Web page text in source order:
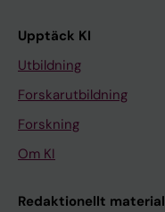
Upptäck KI
Utbildning
Forskarutbildning
Forskning
Om KI
Redaktionellt material